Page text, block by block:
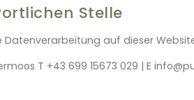
Stelle
auf dieser
T +43 699 15673 029 | E